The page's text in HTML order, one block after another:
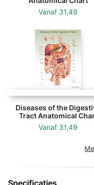
Vanaf 31,49
Diseases of the
Tract Anatomical
Vanaf 31,49
Specificaties